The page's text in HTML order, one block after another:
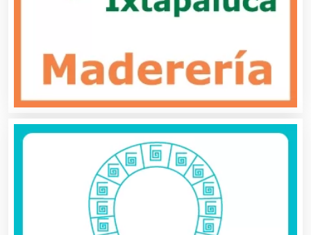
Animadores de Eventos
Aparatos y Equipos Eléctricos
Artes Gráficas
Artesanías